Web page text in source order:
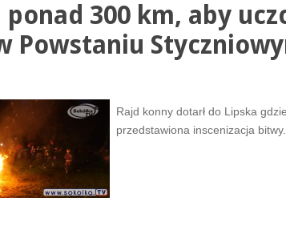
300 km, aby
Powstaniu
Rajd konny dotarł do Lipska
przedstawiona inscenizacja bitwy.